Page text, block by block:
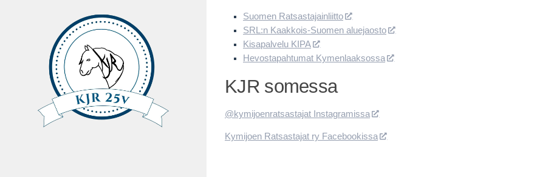
Suomen Ratsastajainliitto
SRL:n Kaakkois-Suomen aluejaosto
Kisapalvelu KIPA
Hevostapahtumat Kymenlaaksossa
KJR somessa
@kymijoenratsastajat Instagramissa
Kymijoen Ratsastajat ry Facebookissa